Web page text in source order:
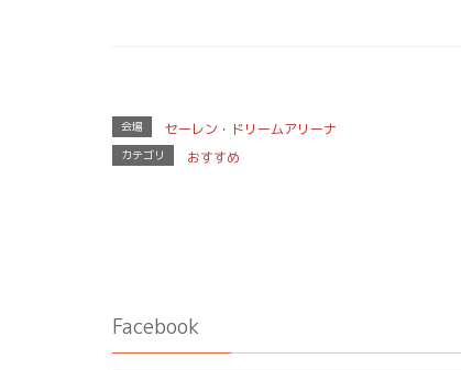
会場 セーレン・ドリームアリーナ
カテゴリ おすすめ
Facebook